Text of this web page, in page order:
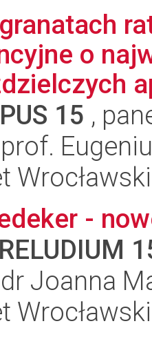
o
15 ,
-
Joanna